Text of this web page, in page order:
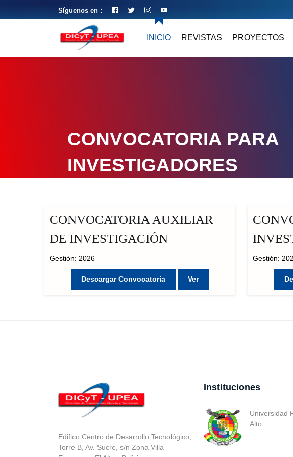
Síguenos en :
INICIO REVISTAS PROYECTOS
CONVOCATORIA PARA
INVESTIGADORES
CONVOCATORIA AUXILIAR
DE INVESTIGACIÓN
Gestión: 2026
Descargar Convocatoria Ver
Gestión:
Edifico Centro de Desarrollo Tecnológico,
Torre B, Av. Sucre, s/n Zona Villa
Instituciones
Universidad
Alto